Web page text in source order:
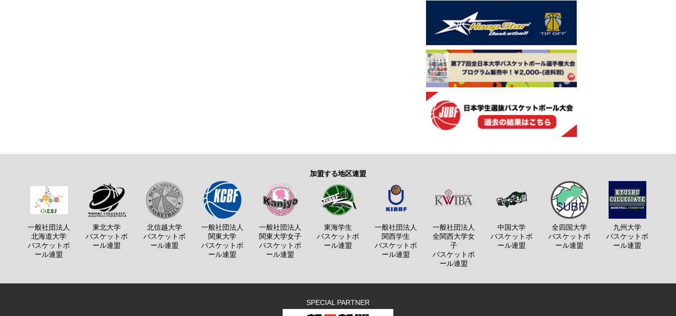
加盟する地区連盟
一般社団法人
北海道大学
バスケットボ
ール連盟
東北大学
バスケットボ
ール連盟
北信越大学
バスケットボ
ール連盟
一般社団法人
関東大学
バスケットボ
ール連盟
一般社団法人
関東大学女子
バスケットボ
ール連盟
東海学生
バスケットボ
ール連盟
一般社団法人
関西学生
バスケットボ
ール連盟
一般社団法人
全関西大学女
子
バスケットボ
ール連盟
中国大学
バスケットボ
ール連盟
全四国大学
バスケットボ
ール連盟
九州大学
バスケットボ
ール連盟
SPECIAL PARTNER